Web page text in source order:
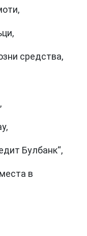
средства,
Булбанк“,
в